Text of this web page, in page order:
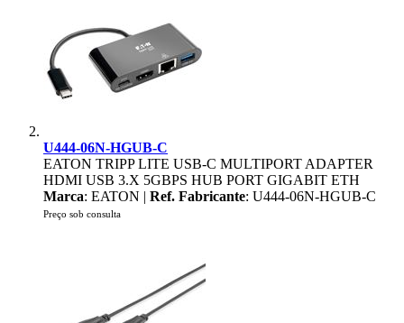
U444-06N-HGUB-C
EATON TRIPP LITE USB-C MULTIPORT ADAPTER
HDMI USB 3.X 5GBPS HUB PORT GIGABIT ETH
Marca: EATON | Ref. Fabricante: U444-06N-HGUB-C
Preço sob consulta